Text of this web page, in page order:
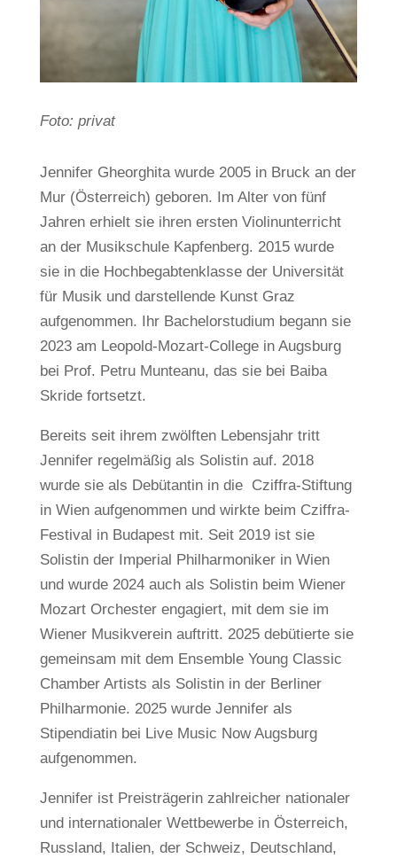
Foto: privat
Jennifer Gheorghita wurde 2005 in Bruck an der
Mur (Österreich) geboren. Im Alter von fünf
Jahren erhielt sie ihren ersten Violinunterricht
an der Musikschule Kapfenberg. 2015 wurde
sie in die Hochbegabtenklasse der Universität
für Musik und darstellende Kunst Graz
aufgenommen. Ihr Bachelorstudium begann sie
2023 am Leopold-Mozart-College in Augsburg
bei Prof. Petru Munteanu, das sie bei Baiba
Skride fortsetzt.
Bereits seit ihrem zwölften Lebensjahr tritt
Jennifer regelmäßig als Solistin auf. 2018
wurde sie als Debütantin in die Cziffra-Stiftung
in Wien aufgenommen und wirkte beim Cziffra-
Festival in Budapest mit. Seit 2019 ist sie
Solistin der Imperial Philharmoniker in Wien
und wurde 2024 auch als Solistin beim Wiener
Mozart Orchester engagiert, mit dem sie im
Wiener Musikverein auftritt. 2025 debütierte sie
gemeinsam mit dem Ensemble Young Classic
Chamber Artists als Solistin in der Berliner
Philharmonie. 2025 wurde Jennifer als
Stipendiatin bei Live Music Now Augsburg
aufgenommen.
Jennifer ist Preisträgerin zahlreicher nationaler
und internationaler Wettbewerbe in Österreich,
Russland, Italien, der Schweiz, Deutschland,